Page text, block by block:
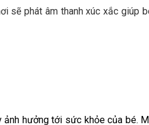
sẽ phát âm thanh xúc xắc giúp
ảnh hưởng tới sức khỏe của bé.